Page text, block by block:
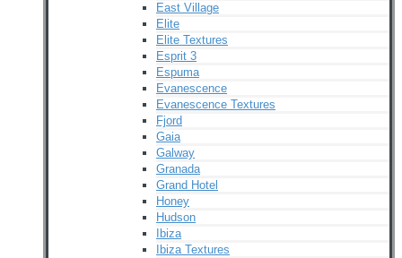
East Village
Elite
Elite Textures
Esprit 3
Espuma
Evanescence
Evanescence Textures
Fjord
Gaia
Galway
Granada
Grand Hotel
Honey
Hudson
Ibiza
Ibiza Textures